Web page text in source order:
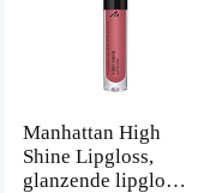
Manhattan High
Shine Lipgloss,
glanzende lipgloss